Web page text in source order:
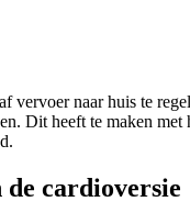
vervoer naar huis te
Dit heeft te maken met
de cardioversie